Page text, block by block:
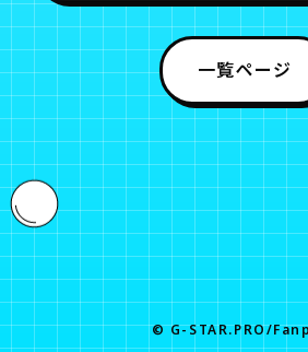
一覧ページ
© G-STAR.PRO/